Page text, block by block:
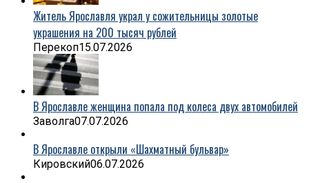
Житель Ярославля украл у сожительницы золотые
украшения на 200 тысяч рублей
Перекоп15.07.2026
В Ярославле женщина попала под колеса двух автомобилей
Заволга07.07.2026
В Ярославле открыли «Шахматный бульвар»
Кировский06.07.2026